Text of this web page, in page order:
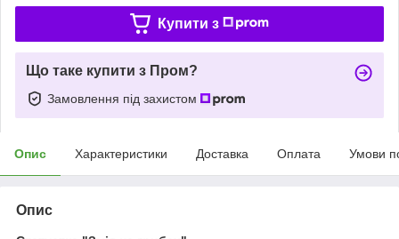
Купити з
Що таке купити з Пром?
Замовлення під захистом
Опис Характеристики Доставка Оплата Умови
Опис